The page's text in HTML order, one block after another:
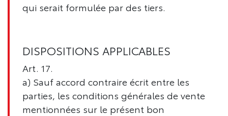
qui serait formulée par des tiers.
DISPOSITIONS APPLICABLES
Art. 17.
a) Sauf accord contraire écrit entre les
parties, les conditions générales de vente
mentionnées sur le présent bon